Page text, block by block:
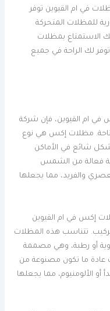
في ام القيوين توفر
للمظلات المتحركة
الاستمتاع بمظلات
لك الراحة في جميع
ام القيوين، فإن شركة
مظلات إكس هي نوع
شائع في الأماكن
فعالة من الشمس
والفريد، مما يجعلها
إكس في ام القيوين
تتناسب هذه المظلات
أو رطبة، وهي مصممة
عادة ما تكون مصنوعة من
أو الألومنيوم، مما يجعلها